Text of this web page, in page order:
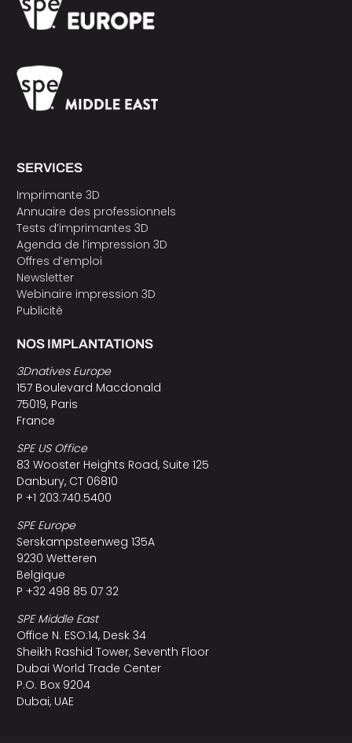
SERVICES
Imprimante 3D
Annuaire des professionnels
Tests d’imprimantes 3D
Agenda de l’impression 3D
Offres d’emploi
Newsletter
Webinaire impression 3D
Publicité
NOS IMPLANTATIONS
3Dnatives Europe
157 Boulevard Macdonald
75019, Paris
France
SPE US Office
83 Wooster Heights Road, Suite 125
Danbury, CT 06810
P +1 203.740.5400
SPE Europe
Serskampsteenweg 135A
9230 Wetteren
Belgique
P +32 498 85 07 32
SPE Middle East
Office N. ESO:14, Desk 34
Sheikh Rashid Tower, Seventh Floor
Dubai World Trade Center
P.O. Box 9204
Dubai, UAE